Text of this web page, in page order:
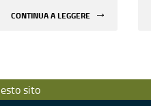
CONTINUA A LEGGERE
sito